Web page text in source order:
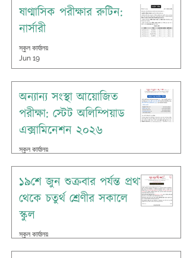
ষাণ্মাসিক পরীক্ষার রুটিন:
নার্সারী
স্কুল কার্যালয়
Jun 19
অন্যান্য সংস্থা আয়োজিত
পরীক্ষা: স্টেট অলিম্পিয়াড
এক্সামিনেশন ২০২৬
স্কুল কার্যালয়
১৯শে জুন শুক্রবার পর্যন্ত প্রথম
থেকে চতুর্থ শ্রেণীর সকালে
স্কুল
স্কুল কার্যালয়